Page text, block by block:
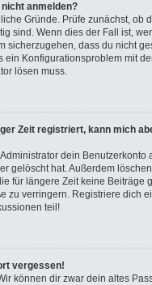
anmelden?
Gründe. Prüfe zunächst, ob
sind. Wenn dies der Fall ist,
sicherzugehen, dass du nicht
ein Konfigurationsproblem mit
lösen muss.
Zeit registriert, kann mich
dein Benutzerkonto
gelöscht hat. Außerdem
für längere Zeit keine Beiträge
zu verringern. Registriere dich
teil!
vergessen!
können dir zwar dein altes